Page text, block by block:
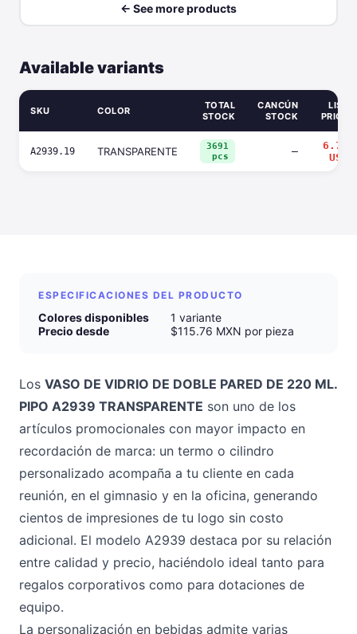
← See more products
Available variants
SKU COLOR
TOTAL
STOCK
CANCÚN
STOCK
LIST
PRICE
A2939.19 TRANSPARENTE
3691
pcs
—
6.75
USD
ESPECIFICACIONES DEL PRODUCTO
Colores disponibles
1 variante
Precio desde
$115.76 MXN por pieza
Los VASO DE VIDRIO DE DOBLE PARED DE 220 ML.
PIPO A2939 TRANSPARENTE son uno de los
artículos promocionales con mayor impacto en
recordación de marca: un termo o cilindro
personalizado acompaña a tu cliente en cada
reunión, en el gimnasio y en la oficina, generando
cientos de impresiones de tu logo sin costo
adicional. El modelo A2939 destaca por su relación
entre calidad y precio, haciéndolo ideal tanto para
regalos corporativos como para dotaciones de
equipo.
La personalización en bebidas admite varias